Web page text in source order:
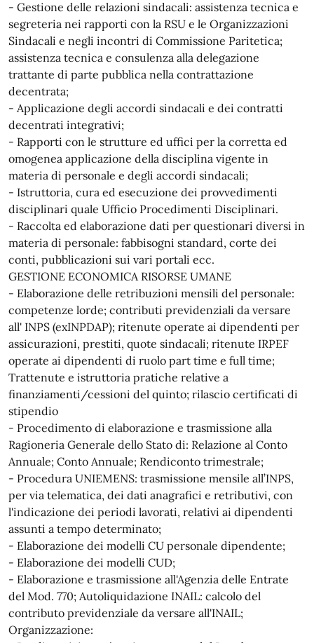
- Gestione delle relazioni sindacali: assistenza tecnica e
segreteria nei rapporti con la RSU e le Organizzazioni
Sindacali e negli incontri di Commissione Paritetica;
assistenza tecnica e consulenza alla delegazione
trattante di parte pubblica nella contrattazione
decentrata;
- Applicazione degli accordi sindacali e dei contratti
decentrati integrativi;
- Rapporti con le strutture ed uffici per la corretta ed
omogenea applicazione della disciplina vigente in
materia di personale e degli accordi sindacali;
- Istruttoria, cura ed esecuzione dei provvedimenti
disciplinari quale Ufficio Procedimenti Disciplinari.
- Raccolta ed elaborazione dati per questionari diversi in
materia di personale: fabbisogni standard, corte dei
conti, pubblicazioni sui vari portali ecc.
GESTIONE ECONOMICA RISORSE UMANE
- Elaborazione delle retribuzioni mensili del personale:
competenze lorde; contributi previdenziali da versare
all' INPS (exINPDAP); ritenute operate ai dipendenti per
assicurazioni, prestiti, quote sindacali; ritenute IRPEF
operate ai dipendenti di ruolo part time e full time;
Trattenute e istruttoria pratiche relative a
finanziamenti/cessioni del quinto; rilascio certificati di
stipendio
- Procedimento di elaborazione e trasmissione alla
Ragioneria Generale dello Stato di: Relazione al Conto
Annuale; Conto Annuale; Rendiconto trimestrale;
- Procedura UNIEMENS: trasmissione mensile all’INPS,
per via telematica, dei dati anagrafici e retributivi, con
l'indicazione dei periodi lavorati, relativi ai dipendenti
assunti a tempo determinato;
- Elaborazione dei modelli CU personale dipendente;
- Elaborazione dei modelli CUD;
- Elaborazione e trasmissione all'Agenzia delle Entrate
del Mod. 770; Autoliquidazione INAIL: calcolo del
contributo previdenziale da versare all'INAIL;
Organizzazione: